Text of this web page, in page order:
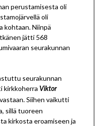
perustamisesta oli
oli
kohtaan. Niinpä
jätti 568
seurakunnan
seurakunnan
kirkkoherra Viktor
Siihen vaikutti
sillä tuoreen
kirkosta eroamiseen ja